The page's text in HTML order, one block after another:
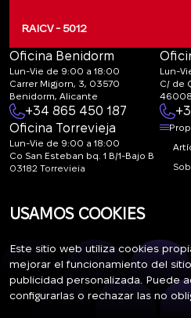
firma el contrato definitivo ante
sus datos se inscriben en el
España.
Después de esto, se le considera
vivienda en España.
¿Cuánto cuesta un
estudio en España?
ubicación y la reforma. Las
más que las de segunda mano.
precio mayor que uno sin
apartamento, más caro resulta.
encuentran en las Islas Baleares
el precio por m² oscila entre
la capital es más barato – entre
RAICV - 5012
Oficina Benidorm
Lun-Vie de 9:00 a 18:00
Carrer Migjorn, 3, 03570
Benidorm, Alicante
+34 865 450 187
Lun-
C/ de
46008
Oficina Torrevieja
Lun-Vie de 9:00 a 18:00
Co San Esteban bq. 1 B/1-Bajo B
03182 Torrevieja
life.estate
Suscríbase a nuestras noticias. Envío
USAMOS COOKIES
Este sitio web utiliza cookies
mejorar el funcionamiento del
publicidad personalizada. Puede
configurarlas o rechazar las no